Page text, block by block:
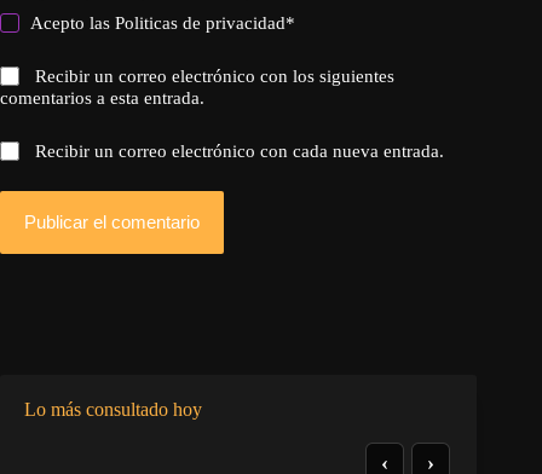
Acepto lasPoliticas de privacidad*
Recibir un correo electrónico con los siguientes
comentarios a esta entrada.
Recibir un correo electrónico con cada nueva entrada.
Publicar el comentario
Lo más consultado hoy
‹ ›